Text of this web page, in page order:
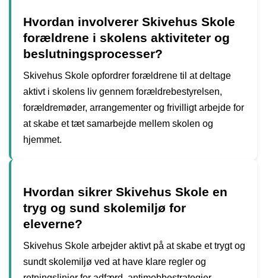
Hvordan involverer Skivehus Skole
forældrene i skolens aktiviteter og
beslutningsprocesser?
Skivehus Skole opfordrer forældrene til at deltage
aktivt i skolens liv gennem forældrebestyrelsen,
forældremøder, arrangementer og frivilligt arbejde for
at skabe et tæt samarbejde mellem skolen og
hjemmet.
Hvordan sikrer Skivehus Skole en
tryg og sund skolemiljø for
eleverne?
Skivehus Skole arbejder aktivt på at skabe et trygt og
sundt skolemiljø ved at have klare regler og